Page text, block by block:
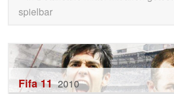
spielbar
Fifa 11 2010